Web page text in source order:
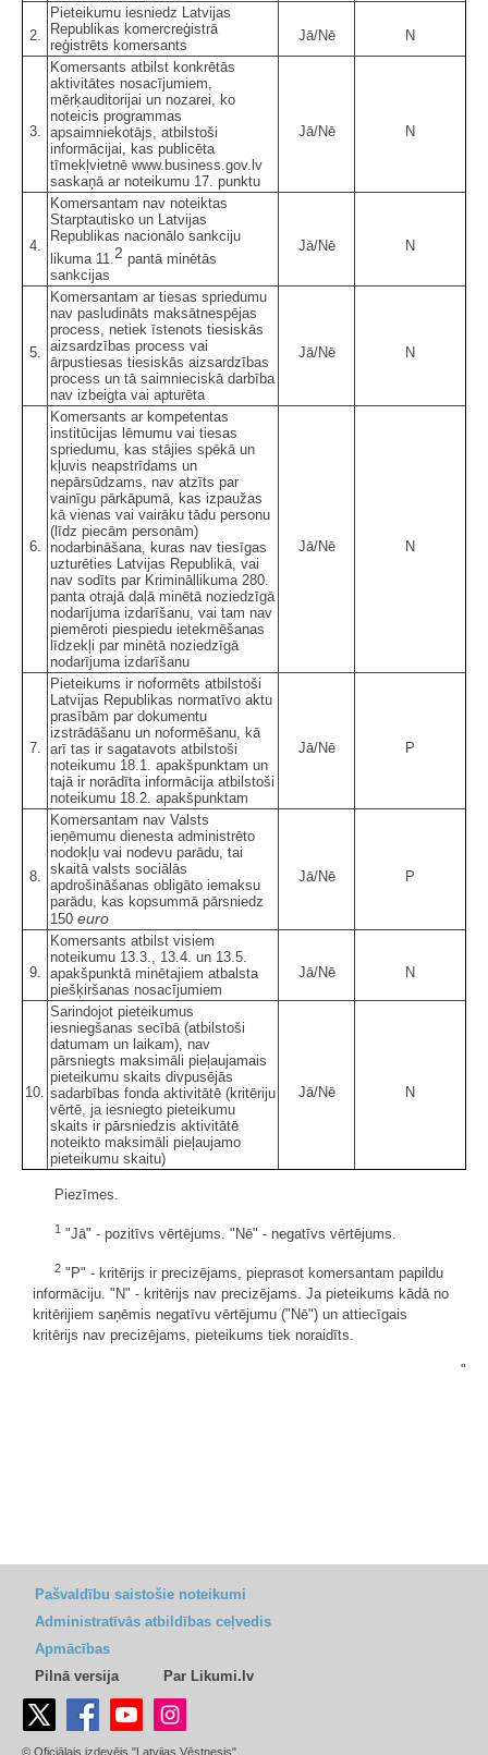
2.
Pieteikumu iesniedz Latvijas
Republikas komercreģistrā
reģistrēts komersants
Jā/Nē N
3.
Komersants atbilst konkrētās
aktivitātes nosacījumiem,
mērķauditorijai un nozarei, ko
noteicis programmas
apsaimniekotājs, atbilstoši
informācijai, kas publicēta
tīmekļvietnē www.business.gov.lv
saskaņā ar noteikumu 17. punktu
Jā/Nē N
4.
Komersantam nav noteiktas
Starptautisko un Latvijas
Republikas nacionālo sankciju
likuma 11. 2 pantā minētās
sankcijas
Jā/Nē N
5.
Komersantam ar tiesas spriedumu
nav pasludināts maksātnespējas
process, netiek īstenots tiesiskās
aizsardzības process vai
ārpustiesas tiesiskās aizsardzības
process un tā saimnieciskā darbība
nav izbeigta vai apturēta
Jā/Nē N
6.
Komersants ar kompetentas
institūcijas lēmumu vai tiesas
spriedumu, kas stājies spēkā un
kļuvis neapstrīdams un
nepārsūdzams, nav atzīts par
vainīgu pārkāpumā, kas izpaužas
kā vienas vai vairāku tādu personu
(līdz piecām personām)
nodarbināšana, kuras nav tiesīgas
uzturēties Latvijas Republikā, vai
nav sodīts par Krimināllikuma 280.
panta otrajā daļā minētā noziedzīgā
nodarījuma izdarīšanu, vai tam nav
piemēroti piespiedu ietekmēšanas
līdzekļi par minētā noziedzīgā
nodarījuma izdarīšanu
Jā/Nē N
7.
Pieteikums ir noformēts atbilstoši
Latvijas Republikas normatīvo aktu
prasībām par dokumentu
izstrādāšanu un noformēšanu, kā
arī tas ir sagatavots atbilstoši
noteikumu 18.1. apakšpunktam un
tajā ir norādīta informācija atbilstoši
noteikumu 18.2. apakšpunktam
Jā/Nē P
8.
Komersantam nav Valsts
ieņēmumu dienesta administrēto
nodokļu vai nodevu parādu, tai
skaitā valsts sociālās
apdrošināšanas obligāto iemaksu
parādu, kas kopsummā pārsniedz
150 euro
Jā/Nē P
9.
Komersants atbilst visiem
noteikumu 13.3., 13.4. un 13.5.
apakšpunktā minētajiem atbalsta
piešķiršanas nosacījumiem
Jā/Nē N
10.
Sarindojot pieteikumus
iesniegšanas secībā (atbilstoši
datumam un laikam), nav
pārsniegts maksimāli pieļaujamais
pieteikumu skaits divpusējās
sadarbības fonda aktivitātē (kritēriju
vērtē, ja iesniegto pieteikumu
skaits ir pārsniedzis aktivitātē
noteikto maksimāli pieļaujamo
pieteikumu skaitu)
Jā/Nē N
Piezīmes.
1 "Jā" - pozitīvs vērtējums. "Nē" - negatīvs vērtējums.
2 "P" - kritērijs ir precizējams, pieprasot komersantam papildu
informāciju. "N" - kritērijs nav precizējams. Ja pieteikums kādā no
kritērijiem saņēmis negatīvu vērtējumu ("Nē") un attiecīgais
kritērijs nav precizējams, pieteikums tiek noraidīts.
"
Pašvaldību saistošie noteikumi
Administratīvās atbildības ceļvedis
Apmācības
Pilnā versija
Par Likumi.lv
© Oficiālais izdevējs "Latvijas Vēstnesis"